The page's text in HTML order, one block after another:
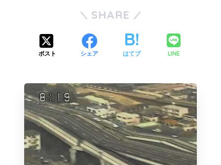
SHARE
ポスト シェア はてブ LINE